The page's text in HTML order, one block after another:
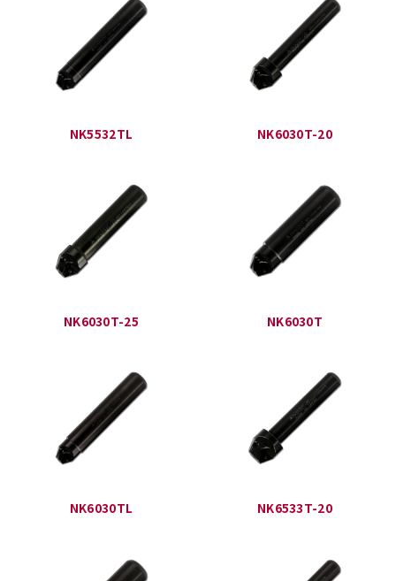
NK5532TL NK6030T-20
NK6030T-25 NK6030T
NK6030TL NK6533T-20